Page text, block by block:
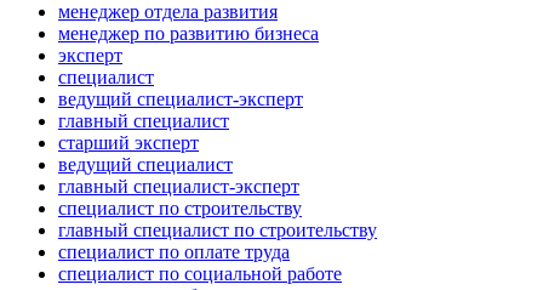
менеджер отдела развития
менеджер по развитию бизнеса
эксперт
специалист
ведущий специалист-эксперт
главный специалист
старший эксперт
ведущий специалист
главный специалист-эксперт
специалист по строительству
главный специалист по строительству
специалист по оплате труда
специалист по социальной работе